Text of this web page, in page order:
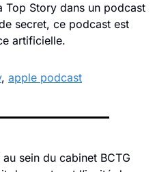
Top Story dans un podcast
secret, ce podcast est
artificielle.
, apple podcast
sein du cabinet BCTG